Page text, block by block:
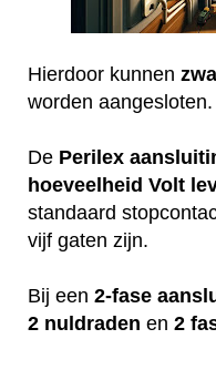
Hierdoor kunnen
worden aangesloten.
De Perilex
hoeveelheid Volt
standaard
vijf gaten zijn.
Bij een 2-fase
2 nuldraden en 2